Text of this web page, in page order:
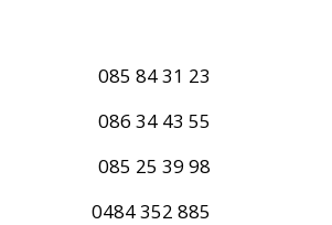
085 84 31 23
086 34 43 55
085 25 39 98
0484 352 885